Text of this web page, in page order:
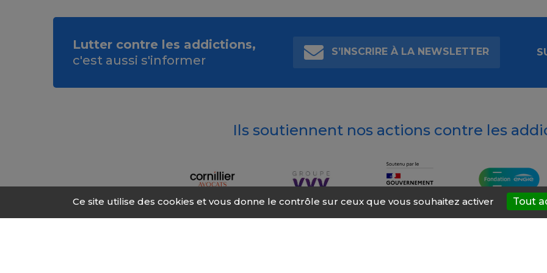
Lutter contre les addictions,
c'est aussi s'informer
S’INSCRIRE À LA NEWSLETTER
Ils soutiennent nos actions contre les
Ce site utilise des cookies et vous donne le contrôle sur ceux que vous souhaitez activer Tout